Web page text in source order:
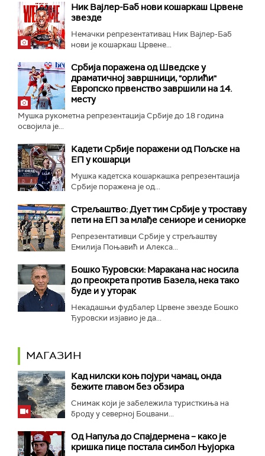
Ник Вајлер-Баб нови кошаркаш Црвене
звезде
Немачки репрезентативац Ник Вајлер-Баб
нови је кошаркаш Црвене...
Србија поражена од Шведске у
драматичној завршници, "орлићи"
Европско првенство завршили на 14.
месту
Мушка рукометна репрезентација Србије до 18 година
освојила је...
Кадети Србије поражени од Пољске на
ЕП у кошарци
Мушка кадетска кошаркашка репрезентација
Србије поражена је од...
Стрељаштво: Дует тим Србије у троставу
пети на ЕП за млађе сениоре и сениорке
Репрезентативци Србије у стрељаштву
Емилија Поњавић и Алекса...
Бошко Ђуровски: Маракана нас носила
до преокрета против Базела, нека тако
буде и у уторак
Некадашњи фудбалер Црвене звезде Бошко
Ђуровски изјавио је да...
МАГАЗИН
Кад нилски коњ појури чамац, онда
бежите главом без обзира
Снимак који је забележила туристкиња на
броду у северној Боцвани...
Од Напуља до Спајдермена – како је
кришка пице постала симбол Њујорка